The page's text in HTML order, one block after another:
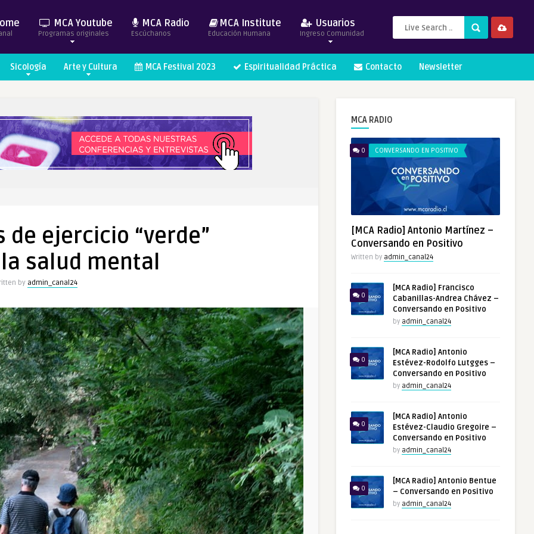
MCA Youtube
Programas originales
MCA Radio
Escúchanos
MCA Institute
Educación Humana
Usuarios
Ingreso Comunidad
Sicología Arte y Cultura MCA Festival 2023 Espiritualidad Práctica Contacto Newsletter
de ejercicio “verde”
salud mental
by admin_canal24
MCA RADIO
0 CONVERSANDO EN POSITIVO
[MCA Radio] Antonio Martínez –
Conversando en Positivo
Written by admin_canal24
0
[MCA Radio] Francisco
Cabanillas-Andrea Chávez –
Conversando en Positivo
by admin_canal24
0
[MCA Radio] Antonio
Estévez-Rodolfo Lutgges –
Conversando en Positivo
by admin_canal24
0
[MCA Radio] Antonio
Estévez-Claudio Gregoire –
Conversando en Positivo
by admin_canal24
0
[MCA Radio] Antonio Bentue
– Conversando en Positivo
by admin_canal24